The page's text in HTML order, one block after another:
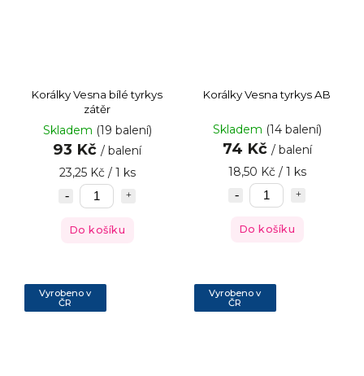
Korálky Vesna bílé tyrkys
zátěr
Skladem (19 balení)
93 Kč / balení
23,25 Kč / 1 ks
Do košíku
Korálky Vesna tyrkys AB
Skladem (14 balení)
74 Kč / balení
18,50 Kč / 1 ks
Do košíku
Vyrobeno v
ČR
Vyrobeno v
ČR